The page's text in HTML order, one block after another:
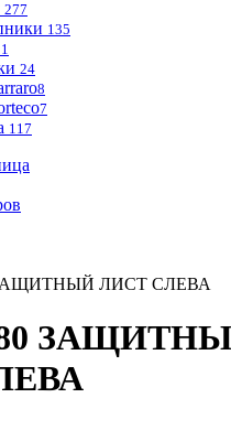
277
135
24
8
7
117
ЗАЩИТНЫЙ ЛИСТ СЛЕВА